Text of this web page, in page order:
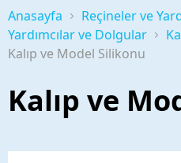
Anasayfa
Reçineler ve
Yardımcılar ve Dolgular
Kalıp ve Model Silikonu
Kalıp ve